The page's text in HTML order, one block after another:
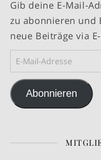
Gib deine E-Mail-
zu abonnieren und
neue Beiträge via
E-Mail-Adresse
Abonnieren